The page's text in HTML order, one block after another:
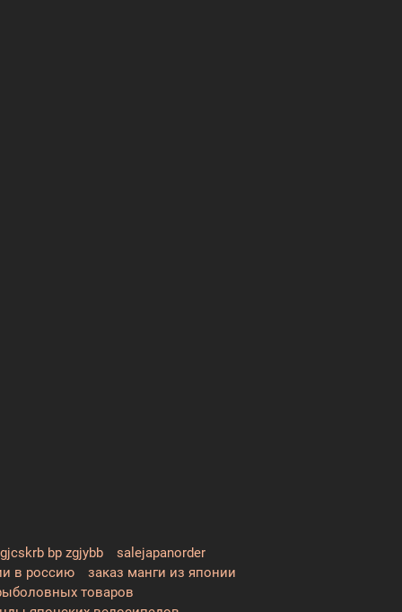
bp zgjybb
salejapanorder
в россию
заказ манги из японии
товаров